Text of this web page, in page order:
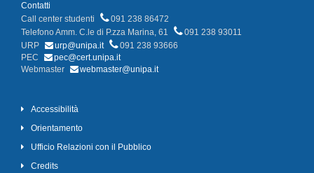
Contatti
Call center studenti
091 238 86472
Telefono Amm. C.le di P.zza Marina, 61
091 238 93011
URP
urp@unipa.it
091 238 93666
PEC
pec@cert.unipa.it
Webmaster
webmaster@unipa.it
Accessibilità
Orientamento
Ufficio Relazioni con il Pubblico
Credits